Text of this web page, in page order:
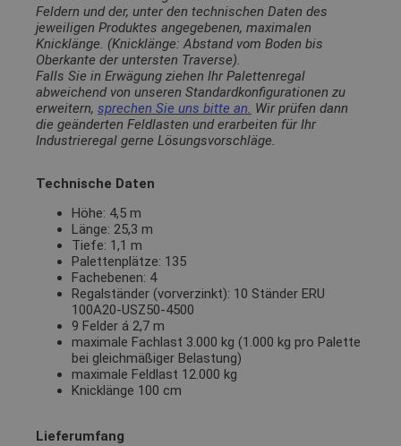
Feldern und der, unter den technischen Daten des
jeweiligen Produktes angegebenen, maximalen
Knicklänge. (Knicklänge: Abstand vom Boden bis
Oberkante der untersten Traverse).
Falls Sie in Erwägung ziehen Ihr Palettenregal
abweichend von unseren Standardkonfigurationen zu
erweitern, sprechen Sie uns bitte an. Wir prüfen dann
die geänderten Feldlasten und erarbeiten für Ihr
Industrieregal gerne Lösungsvorschläge.
Technische Daten
Höhe: 4,5 m
Länge: 25,3 m
Tiefe: 1,1 m
Palettenplätze: 135
Fachebenen: 4
Regalständer (vorverzinkt): 10 Ständer ERU
100A20-USZ50-4500
9 Felder á 2,7 m
maximale Fachlast 3.000 kg (1.000 kg pro Palette
bei gleichmäßiger Belastung)
maximale Feldlast 12.000 kg
Knicklänge 100 cm
Lieferumfang